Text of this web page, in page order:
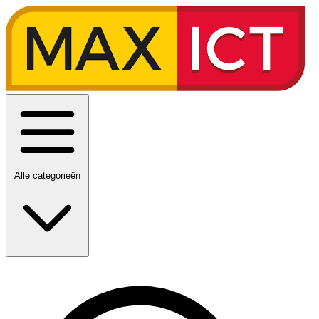
Alle categorieën